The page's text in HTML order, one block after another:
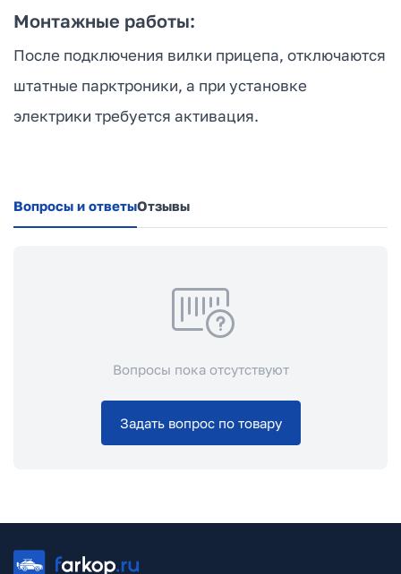
Монтажные работы:
После подключения вилки прицепа, отключаются
штатные парктроники, а при установке
электрики требуется активация.
Вопросы и ответыОтзывы
Вопросы пока отсутствуют
Задать вопрос по товару